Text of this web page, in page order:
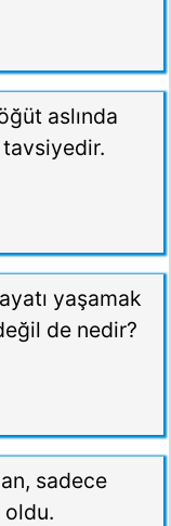
aslında
tavsiyedir.
yaşamak
de nedir?
sadece
oldu.